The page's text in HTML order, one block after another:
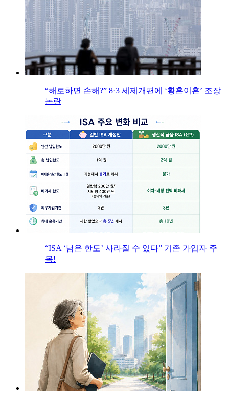
“해로하면 손해?” 8·3 세제개편에 ‘황혼이혼’ 조장
논란
“ISA ‘남은 한도’ 사라질 수 있다” 기존 가입자 주
목!